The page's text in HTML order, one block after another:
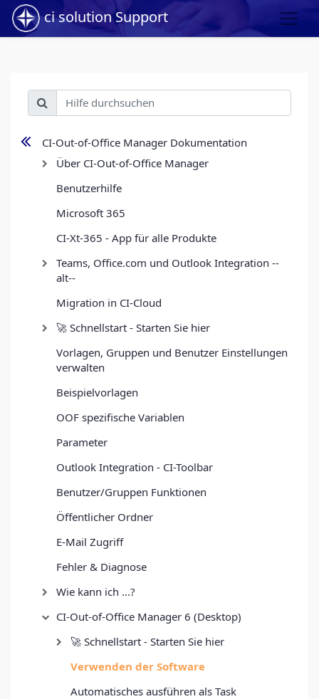
ci solution Support
CI-Out-of-Office Manager Dokumentation
Über CI-Out-of-Office Manager
Benutzerhilfe
Microsoft 365
CI-Xt-365 - App für alle Produkte
Teams, Office.com und Outlook Integration --
alt--
Migration in CI-Cloud
🚀 Schnellstart - Starten Sie hier
Vorlagen, Gruppen und Benutzer Einstellungen
verwalten
Beispielvorlagen
OOF spezifische Variablen
Parameter
Outlook Integration - CI-Toolbar
Benutzer/Gruppen Funktionen
Öffentlicher Ordner
E-Mail Zugriff
Fehler & Diagnose
Wie kann ich ...?
CI-Out-of-Office Manager 6 (Desktop)
🚀 Schnellstart - Starten Sie hier
Verwenden der Software
Automatisches ausführen als Task